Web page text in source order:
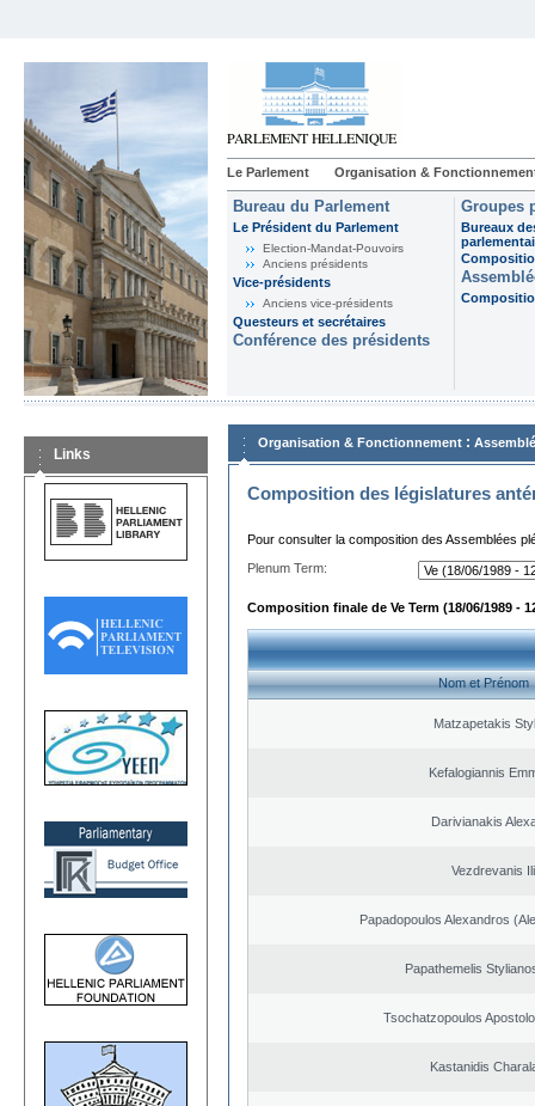
Le Parlement Organisation &
Bureau du Parlement
Le Président du Parlement
Election-Mandat-Pouvoirs
Anciens présidents
Vice-présidents
Anciens vice-présidents
Questeurs et secrétaires
Conférence des présidents
Groupes
Bureaux
Links
Organisation & Fonctionnement :
Composition des législatures
Pour consulter la composition des Assemblées
Plenum Term:
Composition finale de Ve Term (18/06/1989 -
Nom et Prénom
Matzapetakis
Kefalogiannis
Darivianakis
Vezdrevanis
Papadopoulos Alexandros
Papathemelis
Tsochatzopoulos
Kastanidis